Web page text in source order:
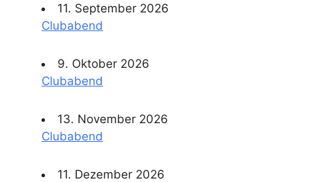
11. September 2026
Clubabend
9. Oktober 2026
Clubabend
13. November 2026
Clubabend
11. Dezember 2026